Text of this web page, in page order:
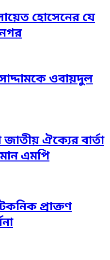
হোসেনের যে
ওবায়দুল
ঐক্যের বার্তা
এমপি
প্রাক্তণ